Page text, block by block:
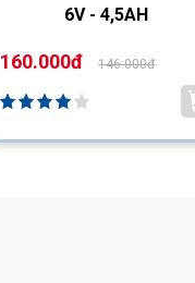
6V - 4,5AH
160.000đ 146.000đ